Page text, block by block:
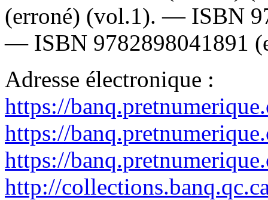
(erroné) (vol.1). — ISBN
— ISBN 9782898041891
Adresse électronique :
https://
https://
https://
http://